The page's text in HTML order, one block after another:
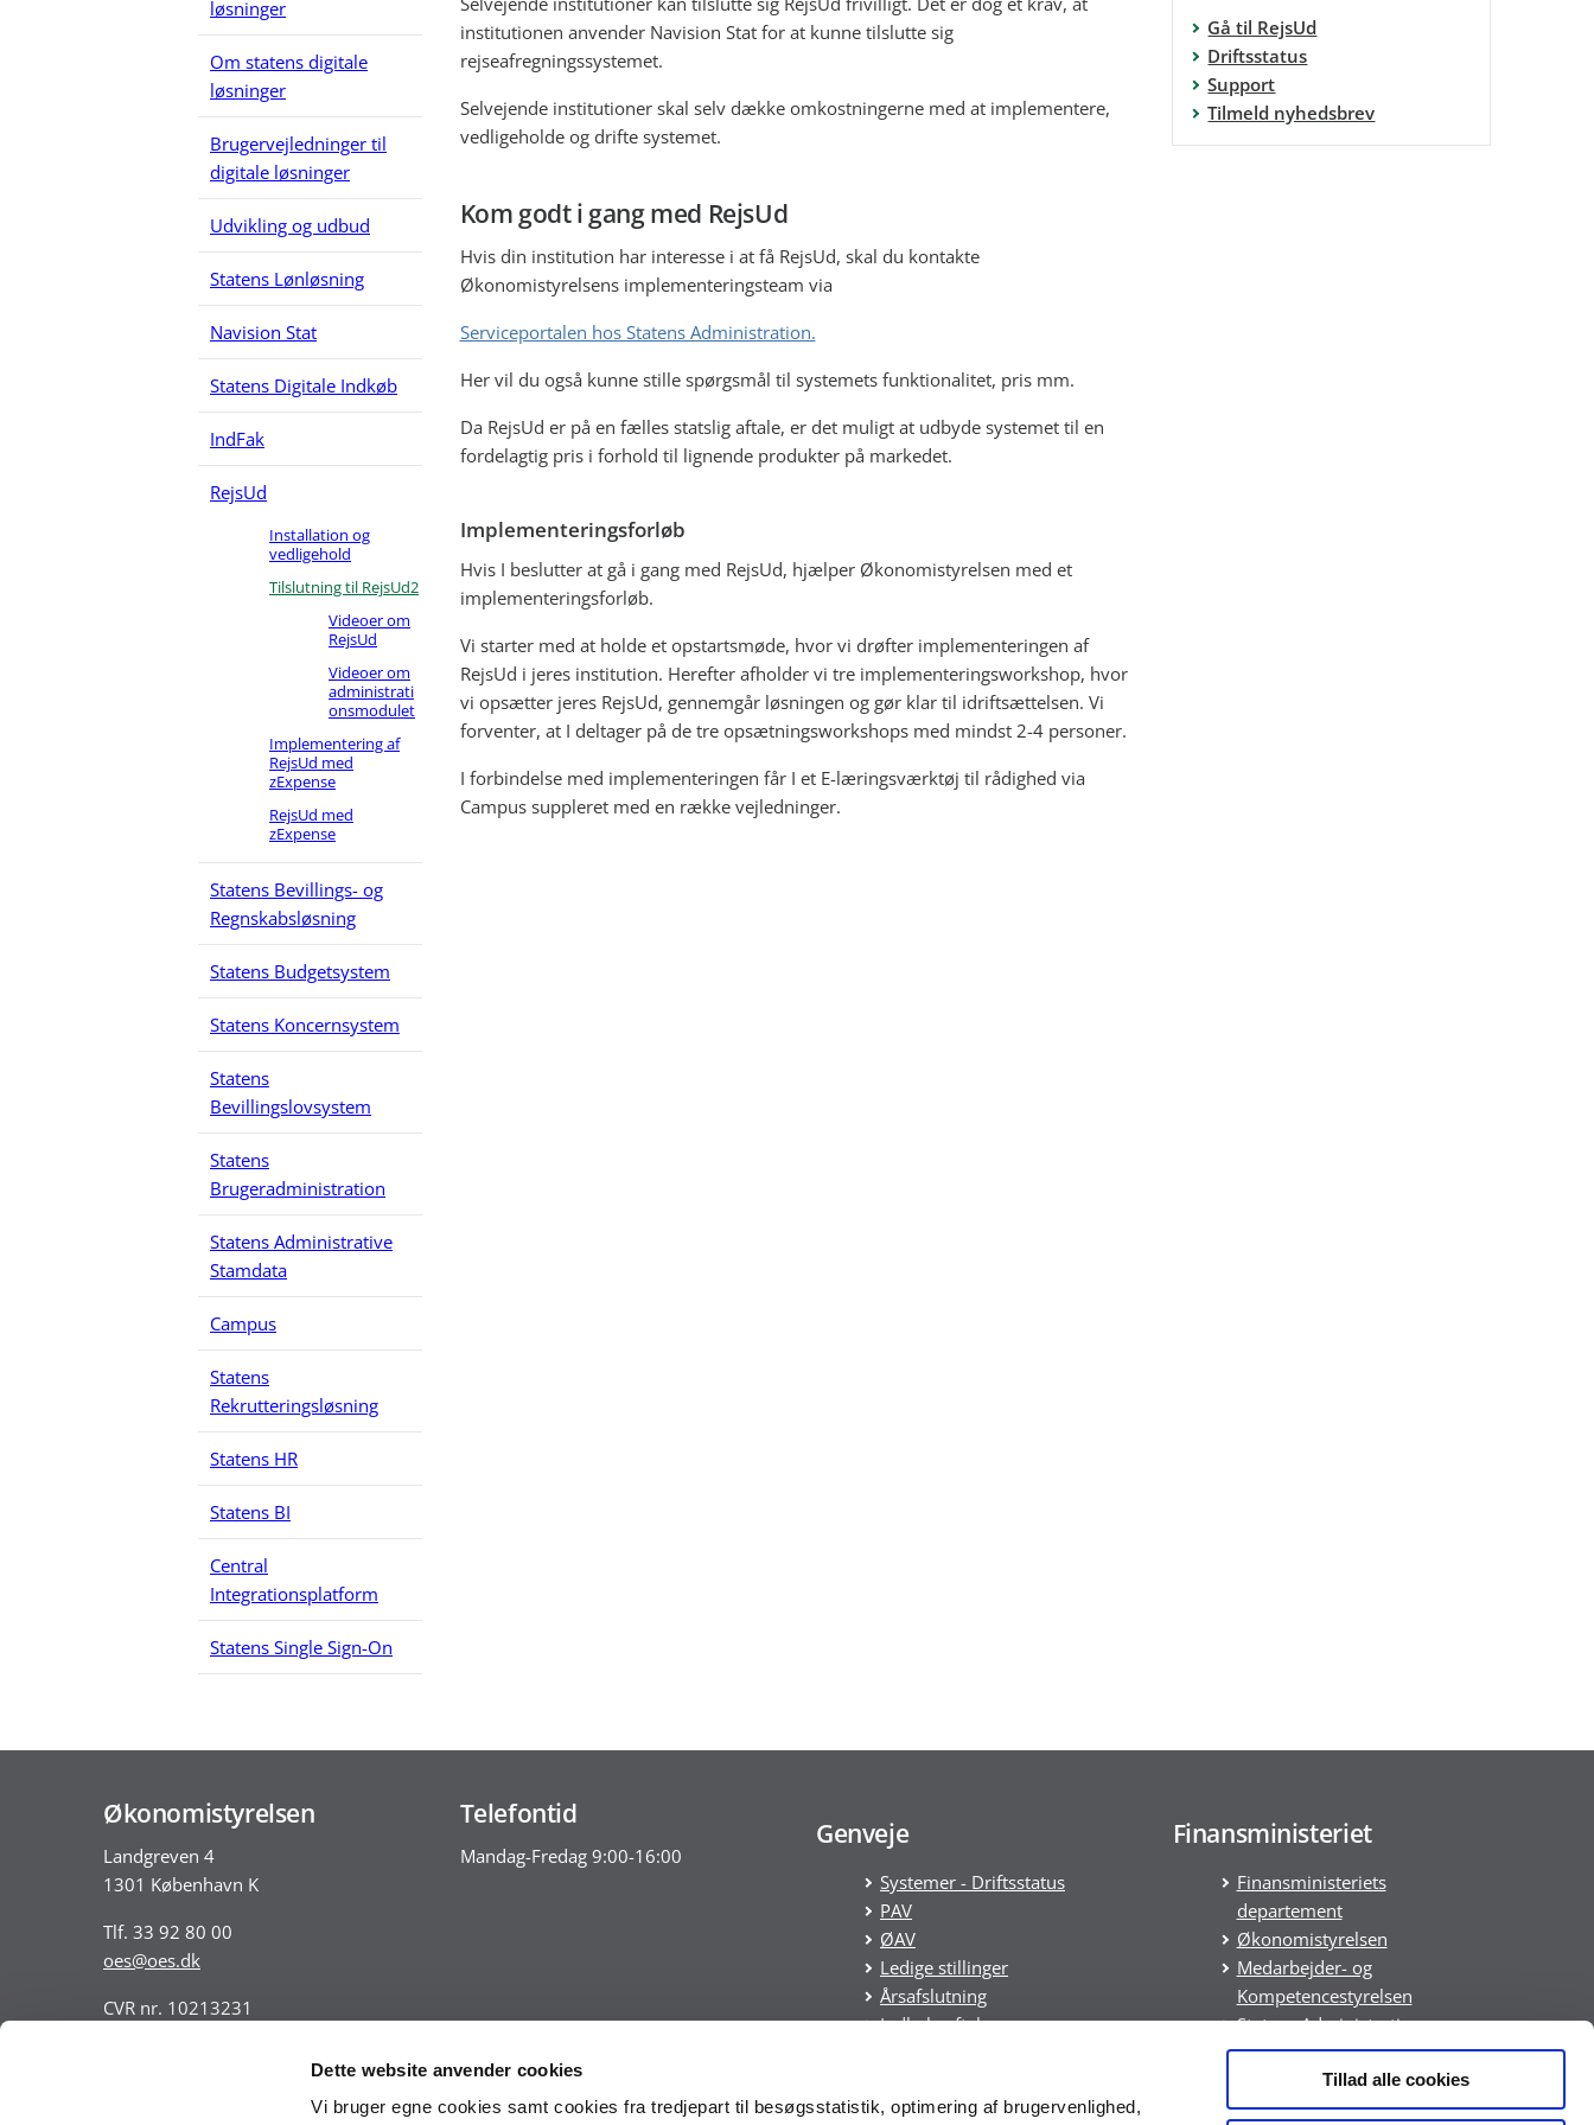
Dette website anvender cookies
Vi bruger egne cookies samt cookies fra tredjepart til besøgsstatistik, optimering af brugervenlighed,
Tillad alle cookies
løsninger
Om statens digitale
løsninger
Brugervejledninger til
digitale løsninger
Udvikling og udbud
Statens Lønløsning
Navision Stat
Statens Digitale Indkøb
IndFak
RejsUd
Installation og
vedligehold
Tilslutning til RejsUd2
Videoer om
RejsUd
Videoer om
administrati
onsmodulet
Implementering af
RejsUd med
zExpense
RejsUd med
zExpense
Statens Bevillings- og
Regnskabsløsning
Statens Budgetsystem
Statens Koncernsystem
Statens
Bevillingslovsystem
Statens
Brugeradministration
Statens Administrative
Stamdata
Campus
Statens
Rekrutteringsløsning
Statens HR
Statens BI
Central
Integrationsplatform
Statens Single Sign-On
institutionen anvender Navision Stat for at kunne tilslutte sig
rejseafregningssystemet.
Selvejende institutioner skal selv dække omkostningerne med at implementere,
vedligeholde og drifte systemet.
Kom godt i gang med RejsUd
Hvis din institution har interesse i at få RejsUd, skal du kontakte
Økonomistyrelsens implementeringsteam via
Serviceportalen hos Statens Administration.
Her vil du også kunne stille spørgsmål til systemets funktionalitet, pris mm.
Da RejsUd er på en fælles statslig aftale, er det muligt at udbyde systemet til en
fordelagtig pris i forhold til lignende produkter på markedet.
Implementeringsforløb
Hvis I beslutter at gå i gang med RejsUd, hjælper Økonomistyrelsen med et
implementeringsforløb.
Vi starter med at holde et opstartsmøde, hvor vi drøfter implementeringen af
RejsUd i jeres institution. Herefter afholder vi tre implementeringsworkshop, hvor
vi opsætter jeres RejsUd, gennemgår løsningen og gør klar til idriftsættelsen. Vi
forventer, at I deltager på de tre opsætningsworkshops med mindst 2-4 personer.
I forbindelse med implementeringen får I et E-læringsværktøj til rådighed via
Campus suppleret med en række vejledninger.
Gå til RejsUd
Driftsstatus
Support
Tilmeld nyhedsbrev
Økonomistyrelsen
Landgreven 4
1301 København K
Tlf. 33 92 80 00
oes@oes.dk
CVR nr. 10213231
Telefontid
Mandag-Fredag 9:00-16:00
Genveje
Systemer - Driftsstatus
PAV
ØAV
Ledige stillinger
Årsafslutning
Indkøbsaftaler
Tilgængelighedserklæring
Finansministeriet
Finansministeriets
departement
Økonomistyrelsen
Medarbejder- og
Kompetencestyrelsen
Statens Administration
Statens It